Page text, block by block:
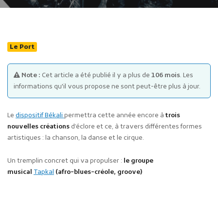
Publicité des actes
Marchés publics
Plans d'accès
Le Port
Note : Cet article a été publié il y a plus de 106 mois. Les
informations qu'il vous propose ne sont peut-être plus à jour.
Le dispositif Békali permettra cette année encore àtrois
nouvelles créationsd’éclore et ce, à travers différentes formes
artistiques : la chanson, la danse et le cirque.
Un tremplin concret qui va propulser : le groupe
musical Tapkal (afro-blues-créole, groove)